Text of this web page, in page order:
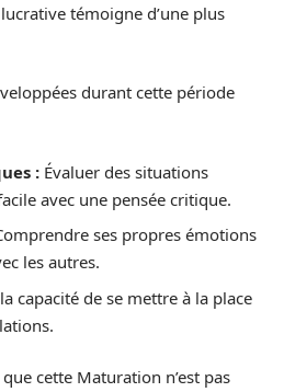
témoigne d’une plus
durant cette période
: Évaluer des situations
avec une pensée critique.
ses propres émotions
les autres.
capacité de se mettre à la place
cette Maturation n’est pas